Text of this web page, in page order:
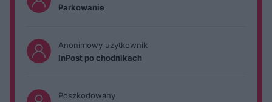
Parkowanie
Anonimowy użytkownik
InPost po chodnikach
Poszkodowany